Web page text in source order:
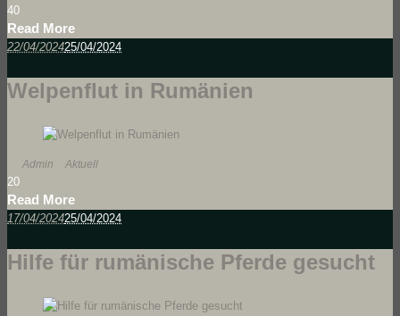
40
Read More
22/04/202425/04/2024
Welpenflut in Rumänien
Admin Aktuell
20
Read More
17/04/202425/04/2024
Hilfe für rumänische Pferde gesucht